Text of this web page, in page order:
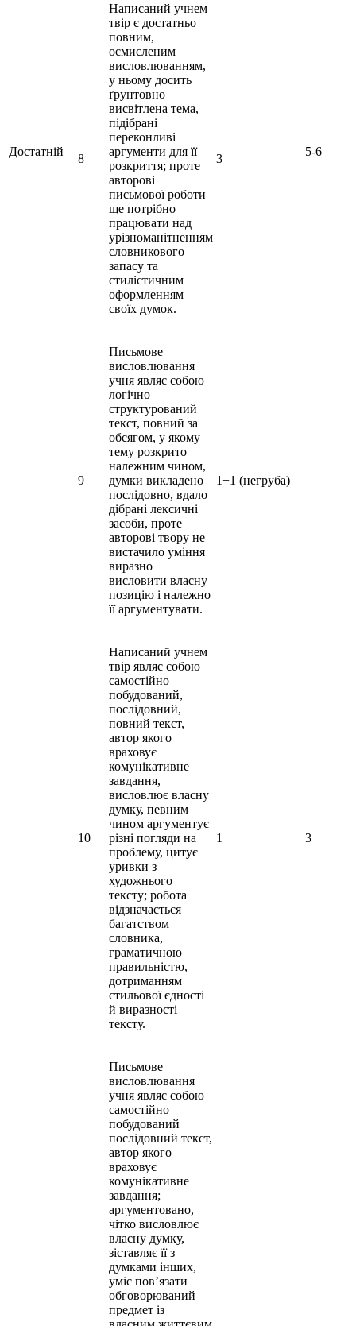
Достатній 5-6
8
Написаний учнем
твір є достатньо
повним,
осмисленим
висловлюванням,
у ньому досить
ґрунтовно
висвітлена тема,
підібрані
переконливі
аргументи для її
розкриття; проте
авторові
письмової роботи
ще потрібно
працювати над
урізноманітненням
словникового
запасу та
стилістичним
оформленням
своїх думок.
3
9
Письмове
висловлювання
учня являє собою
логічно
структурований
текст, повний за
обсягом, у якому
тему розкрито
належним чином,
думки викладено
послідовно, вдало
дібрані лексичні
засоби, проте
авторові твору не
вистачило уміння
виразно
висловити власну
позицію і належно
її аргументувати.
1+1 (негруба)
10
Написаний учнем
твір являє собою
самостійно
побудований,
послідовний,
повний текст,
автор якого
враховує
комунікативне
завдання,
висловлює власну
думку, певним
чином аргументує
різні погляди на
проблему, цитує
уривки з
художнього
тексту; робота
відзначається
багатством
словника,
граматичною
правильністю,
дотриманням
стильової єдності
й виразності
тексту.
1 3
Письмове
висловлювання
учня являє собою
самостійно
побудований
послідовний текст,
автор якого
враховує
комунікативне
завдання;
аргументовано,
чітко висловлює
власну думку,
зіставляє її з
думками інших,
уміє пов’язати
обговорюваний
предмет із